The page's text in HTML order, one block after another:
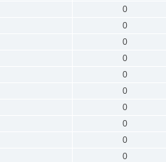
0
0
0
0
0
0
0
0
0
0